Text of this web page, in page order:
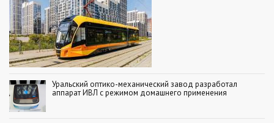
Уральский оптико-механический завод разработал
аппарат ИВЛ с режимом домашнего применения